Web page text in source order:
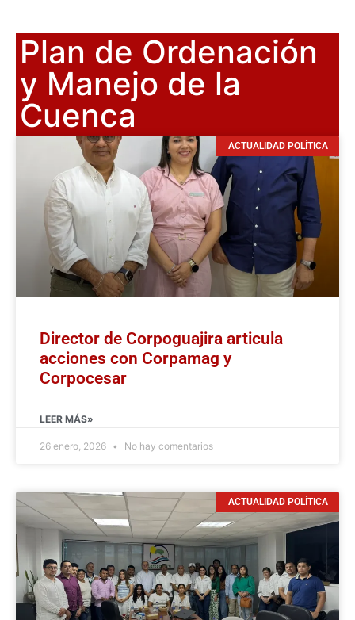
Plan de Ordenación
y Manejo de la
Cuenca
ACTUALIDAD POLÍTICA
Director de Corpoguajira articula
acciones con Corpamag y
Corpocesar
LEER MÁS»
26 enero, 2026 No hay comentarios
ACTUALIDAD POLÍTICA